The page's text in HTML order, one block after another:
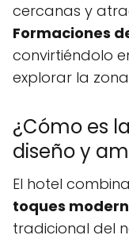
cercanas y
Formaciones
convirtiéndolo
explorar la
¿Cómo es
diseño y
El hotel combina
toques
tradicional del